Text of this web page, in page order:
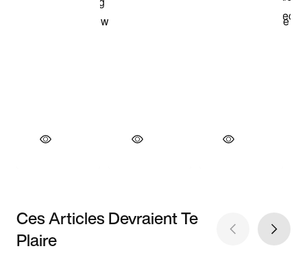
Ces Articles Devraient Te
Plaire